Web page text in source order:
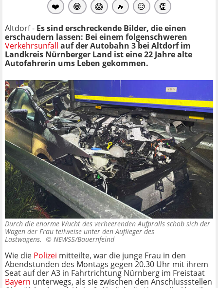
❤️ 😂 😱 🔥 😥 👏
Altdorf - Es sind erschreckende Bilder, die einen
erschaudern lassen: Bei einem folgenschweren
Verkehrsunfall auf der Autobahn 3 bei Altdorf im
Landkreis Nürnberger Land ist eine 22 Jahre alte
Autofahrerin ums Leben gekommen.
Durch die enorme Wucht des verheerenden Aufpralls schob sich der
Wagen der Frau teilweise unter den Auflieger des
Lastwagens. © NEWS5/Bauernfeind
Wie die Polizei mitteilte, war die junge Frau in den
Abendstunden des Montags gegen 20.30 Uhr mit ihrem
Seat auf der A3 in Fahrtrichtung Nürnberg im Freistaat
Bayern unterwegs, als sie zwischen den Anschlussstellen